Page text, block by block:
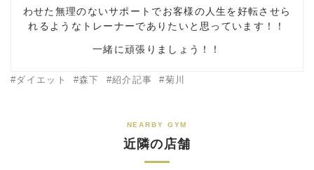
わせた無理のないサポートでお客様の人生を好転させら
れるようなトレーナーでありたいと思っています！！
一緒に頑張りましょう！！
ダイエット 森下 紹介記事 菊川
NEARBY GYM
近隣の店舗